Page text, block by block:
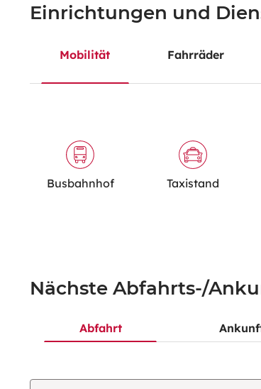
Einrichtungen und
Mobilität Fahrräder
Busbahnhof Taxistand
Nächste Abfahrts-/
Abfahrt